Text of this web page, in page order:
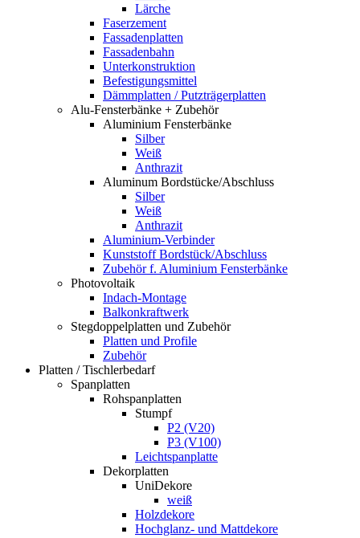
Lärche
Faserzement
Fassadenplatten
Fassadenbahn
Unterkonstruktion
Befestigungsmittel
Dämmplatten / Putzträgerplatten
Alu-Fensterbänke + Zubehör
Aluminium Fensterbänke
Silber
Weiß
Anthrazit
Aluminum Bordstücke/Abschluss
Silber
Weiß
Anthrazit
Aluminium-Verbinder
Kunststoff Bordstück/Abschluss
Zubehör f. Aluminium Fensterbänke
Photovoltaik
Indach-Montage
Balkonkraftwerk
Stegdoppelplatten und Zubehör
Platten und Profile
Zubehör
Platten / Tischlerbedarf
Spanplatten
Rohspanplatten
Stumpf
P2 (V20)
P3 (V100)
Leichtspanplatte
Dekorplatten
UniDekore
weiß
Holzdekore
Hochglanz- und Mattdekore